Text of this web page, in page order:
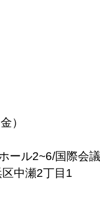
）
ル2~6/国際会議
中瀬2丁目1